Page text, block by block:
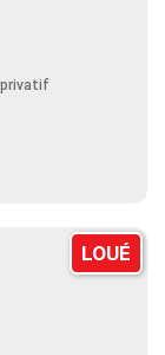
privatif
LOUÉ